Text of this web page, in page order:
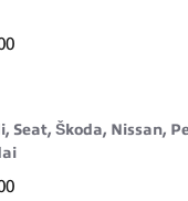
Seat, Škoda, Nissan,